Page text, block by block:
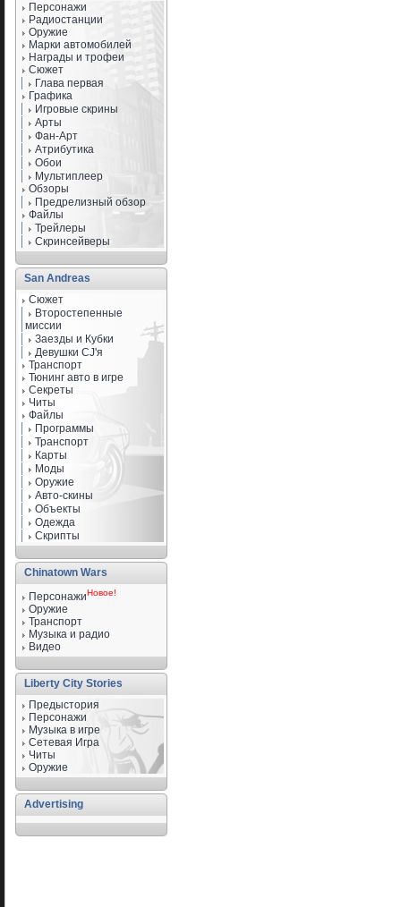
Персонажи
Радиостанции
Оружие
Марки автомобилей
Награды и трофеи
Сюжет
Глава первая
Графика
Игровые скрины
Арты
Фан-Арт
Атрибутика
Обои
Мультиплеер
Обзоры
Предрелизный обзор
Файлы
Трейлеры
Скринсейверы
San Andreas
Сюжет
Второстепенные
миссии
Заезды и Кубки
Девушки CJ'я
Транспорт
Тюнинг авто в игре
Секреты
Читы
Файлы
Программы
Транспорт
Карты
Моды
Оружие
Авто-скины
Объекты
Одежда
Скрипты
Chinatown Wars
ПерсонажиНовое!
Оружие
Транспорт
Музыка и радио
Видео
Liberty City Stories
Предыстория
Персонажи
Музыка в игре
Сетевая Игра
Читы
Оружие
Advertising